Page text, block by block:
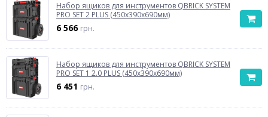
Набор ящиков для инструментов QBRICK SYSTEM
PRO SET 2 PLUS (450x390x690мм)
6 566 грн.
Набор ящиков для инструментов QBRICK SYSTEM
PRO SET 1 2.0 PLUS (450x390x690мм)
6 451 грн.